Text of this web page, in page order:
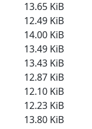
13.65 KiB
12.49 KiB
14.00 KiB
13.49 KiB
13.43 KiB
12.87 KiB
12.10 KiB
12.23 KiB
13.80 KiB